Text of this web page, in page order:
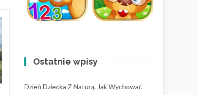
zrozumienia
patrzymy na neuroatypowość
Ostatnie wpisy
Dzień Dziecka Z Naturą. Jak Wychować